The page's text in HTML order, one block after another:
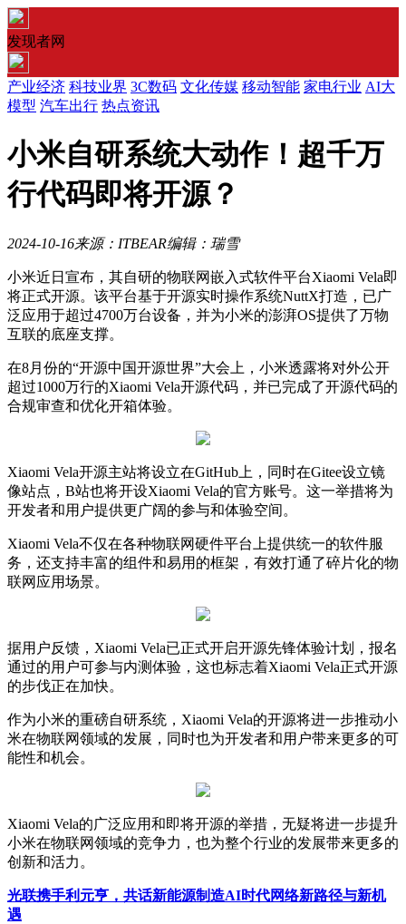
发现者网
产业经济 科技业界 3C数码 文化传媒 移动智能 家电行业 AI大
模型 汽车出行 热点资讯
小米自研系统大动作！超千万
行代码即将开源？
2024-10-16来源：ITBEAR编辑：瑞雪
小米近日宣布，其自研的物联网嵌入式软件平台Xiaomi Vela即
将正式开源。该平台基于开源实时操作系统NuttX打造，已广
泛应用于超过4700万台设备，并为小米的澎湃OS提供了万物
互联的底座支撑。
在8月份的“开源中国开源世界”大会上，小米透露将对外公开
超过1000万行的Xiaomi Vela开源代码，并已完成了开源代码的
合规审查和优化开箱体验。
Xiaomi Vela开源主站将设立在GitHub上，同时在Gitee设立镜
像站点，B站也将开设Xiaomi Vela的官方账号。这一举措将为
开发者和用户提供更广阔的参与和体验空间。
Xiaomi Vela不仅在各种物联网硬件平台上提供统一的软件服
务，还支持丰富的组件和易用的框架，有效打通了碎片化的物
联网应用场景。
据用户反馈，Xiaomi Vela已正式开启开源先锋体验计划，报名
通过的用户可参与内测体验，这也标志着Xiaomi Vela正式开源
的步伐正在加快。
作为小米的重磅自研系统，Xiaomi Vela的开源将进一步推动小
米在物联网领域的发展，同时也为开发者和用户带来更多的可
能性和机会。
Xiaomi Vela的广泛应用和即将开源的举措，无疑将进一步提升
小米在物联网领域的竞争力，也为整个行业的发展带来更多的
创新和活力。
光联携手利元亨，共话新能源制造AI时代网络新路径与新机
遇